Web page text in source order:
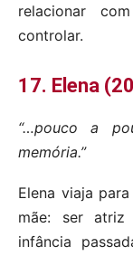
relacionar
controlar.
17. Elena
“…pouco a
memória.”
Elena viaja
mãe: ser atriz
infância